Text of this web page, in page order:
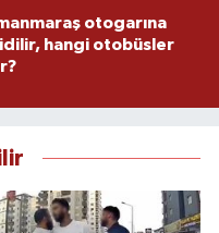
otogarına
hangi otobüsler